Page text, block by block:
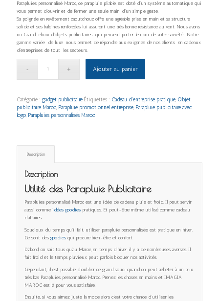
Parapluies personnalisé Maroc, ce parapluie pliable, est doté d’un système automatique qui
vous permet d’ouvrir et de fermer une seule main, d’un simple geste.
Sa poignée en revêtement caoutchouc offre une agréable prise en main et sa structure
solide et ses baleines renforcées lui assurent une très bonne résistance au vent. Nous avons
un Grand choix d’objets publicitaires qui peuvent porter le nom de votre société . Notre
gamme variée de luxe nous permet de répondre aux exigence de nos clients en cadeaux
d’entreprises de tout les secteurs.
Ajouter au panier
Catégorie : gadget publicitaire Étiquettes : Cadeau d’entreprise pratique, Objet
publicitaire Maroc, Parapluie promotionnel entreprise, Parapluie publicitaire avec
logo, Parapluies personnalisés Maroc
Description
Description
Utilité des Parapluie Publicitaire
Parapluies personnalisé Maroc est une idée de cadeau pluie et froid. Il peut servir
aussi comme idées goodiespratiques. Et peut-être même utilisé comme cadeau
d’affaires.
Soucieux du temps qu’il fait, utiliser parapluie personnalisée est pratique en hiver.
Ce sont des goodiesqui procure bien-être et confort.
D’abord, on sait tous qu’au Maroc, en temps d’hiver il y a de nombreuses averses. Il
fait froid et le temps pluvieux peut parfois bloquer nos activités.
Cependant, il est possible d’oublier ce grand souci quand on peut acheter à un prix
très bas Parapluies personnalisé Maroc. Prenez les choses en mains et IMAGIA
MAROC est là pour vous satisfaire.
Ensuite, si vous aimez juste la mode alors c’est votre chance d’utiliser les